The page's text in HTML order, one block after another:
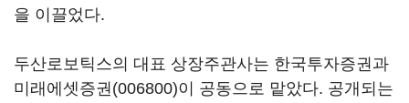
을 이끌었다.
두산로보틱스의 대표 상장주관사는 한국투자증권과
미래에셋증권(006800)이 공동으로 맡았다. 공개되는